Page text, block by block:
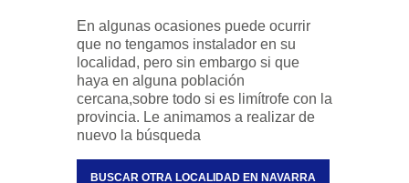
En algunas ocasiones puede ocurrir
que no tengamos instalador en su
localidad, pero sin embargo si que
haya en alguna población
cercana,sobre todo si es limítrofe con la
provincia. Le animamos a realizar de
nuevo la búsqueda
BUSCAR OTRA LOCALIDAD EN NAVARRA